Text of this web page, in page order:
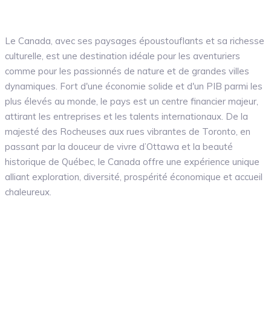
Le Canada, avec ses paysages époustouflants et sa richesse
culturelle, est une destination idéale pour les aventuriers
comme pour les passionnés de nature et de grandes villes
dynamiques. Fort d'une économie solide et d'un PIB parmi les
plus élevés au monde, le pays est un centre financier majeur,
attirant les entreprises et les talents internationaux. De la
majesté des Rocheuses aux rues vibrantes de Toronto, en
passant par la douceur de vivre d’Ottawa et la beauté
historique de Québec, le Canada offre une expérience unique
alliant exploration, diversité, prospérité économique et accueil
chaleureux.